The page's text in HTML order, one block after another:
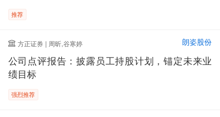
推荐
方正证券 | 周昕,谷寒婷 朗姿股份
公司点评报告：披露员工持股计划，锚定未来业
绩目标
强烈推荐